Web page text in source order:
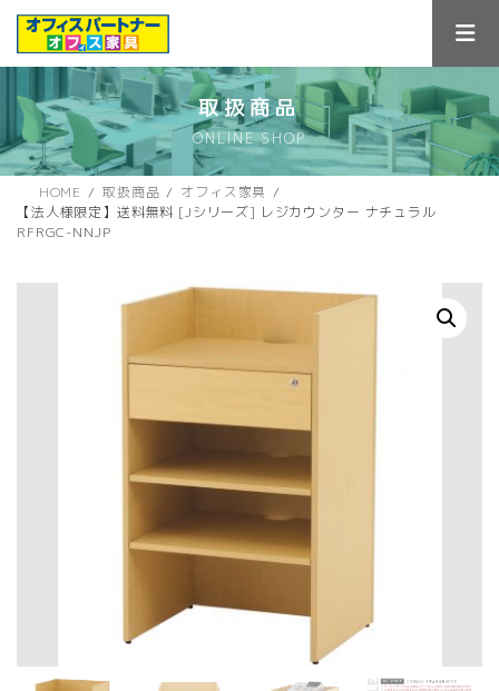
ス
キ
ン
に
取扱商品
ONLINE SHOP
HOME 取扱商品
オフィス家具
【法人様限定】送料無料 [Jシリーズ] レジカウンター ナチュラル
RFRGC-NNJP